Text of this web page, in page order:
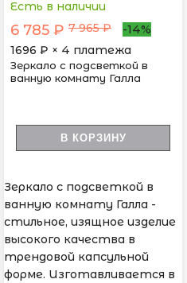
Есть в наличии
6 785 ₽ 7 965 ₽
-14%
1696 ₽ × 4 платежа
Зеркало с подсветкой в
ванную комнату Галла
В КОРЗИНУ
Зеркало с подсветкой в
ванную комнату Галла -
стильное, изящное изделие
высокого качества в
трендовой капсульной
форме. Изготавливается в